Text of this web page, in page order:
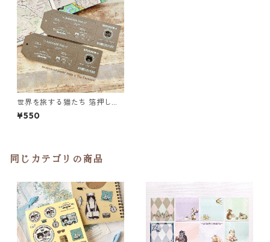
世界を旅する猫たち 箔押しバ
ゲージタグセット
¥550
同じカテゴリの商品